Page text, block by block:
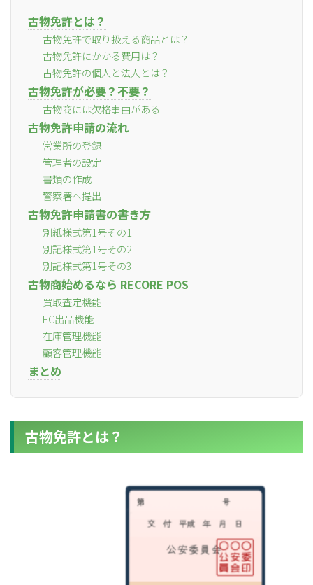
古物免許とは？
古物免許で取り扱える商品とは？
古物免許にかかる費用は？
古物免許の個人と法人とは？
古物免許が必要？不要？
古物商には欠格事由がある
古物免許申請の流れ
営業所の登録
管理者の設定
書類の作成
警察署へ提出
古物免許申請書の書き方
別紙様式第1号その1
別記様式第1号その2
別記様式第1号その3
古物商始めるなら RECORE POS
買取査定機能
EC出品機能
在庫管理機能
顧客管理機能
まとめ
古物免許とは？